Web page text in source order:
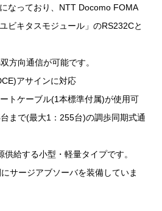
なっており、NTT Docomo FOMA
ビキタスモジュール」のRS232Cと
方向通信が可能です。
アサインに対応
トケーブル(1本標準付属)が使用可
まで(最大1：255台)の調歩同期式通
供給する小型・軽量タイプです。
サージアブソーバを装備していま